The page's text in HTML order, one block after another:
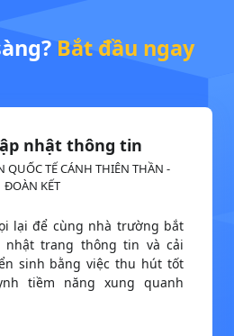
Bắt đầu ngay
nhật thông tin
QUỐC TẾ CÁNH THIÊN THẦN -
ĐOÀN KẾT
lại để cùng nhà trường bắt
trang thông tin và cải
sinh bằng việc thu hút tốt
tiềm năng xung quanh